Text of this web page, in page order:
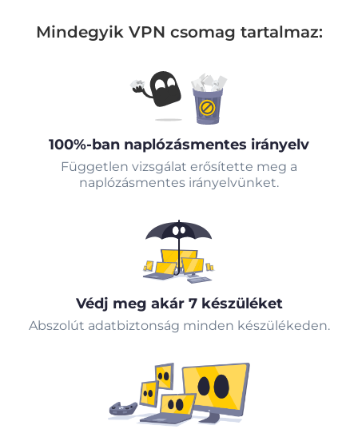
Mindegyik VPN csomag tartalmaz:
100%-ban naplózásmentes irányelv
Független vizsgálat erősítette meg a
naplózásmentes irányelvünket.
Védj meg akár 7 készüléket
Abszolút adatbiztonság minden készülékeden.